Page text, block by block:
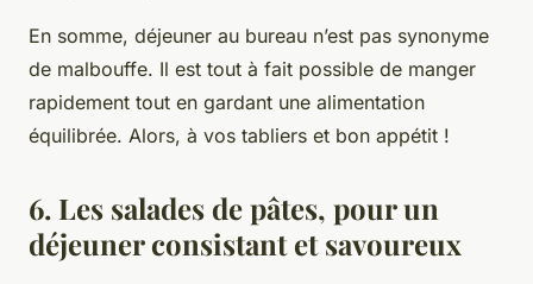
En somme, déjeuner au bureau n’est pas synonyme
de malbouffe. Il est tout à fait possible de manger
rapidement tout en gardant une alimentation
équilibrée. Alors, à vos tabliers et bon appétit !
6. Les salades de pâtes, pour un
déjeuner consistant et savoureux